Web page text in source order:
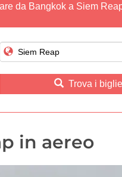
da Bangkok a Siem
Trova i
in aereo